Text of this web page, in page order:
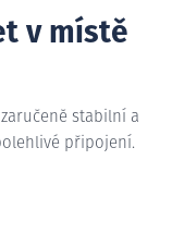
v místě
stabilní a
připojení.